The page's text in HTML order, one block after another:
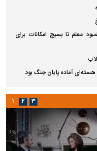
معلم تا بسیج امکانات برای
آماده پایان جنگ بود
۱ ۲ ۳